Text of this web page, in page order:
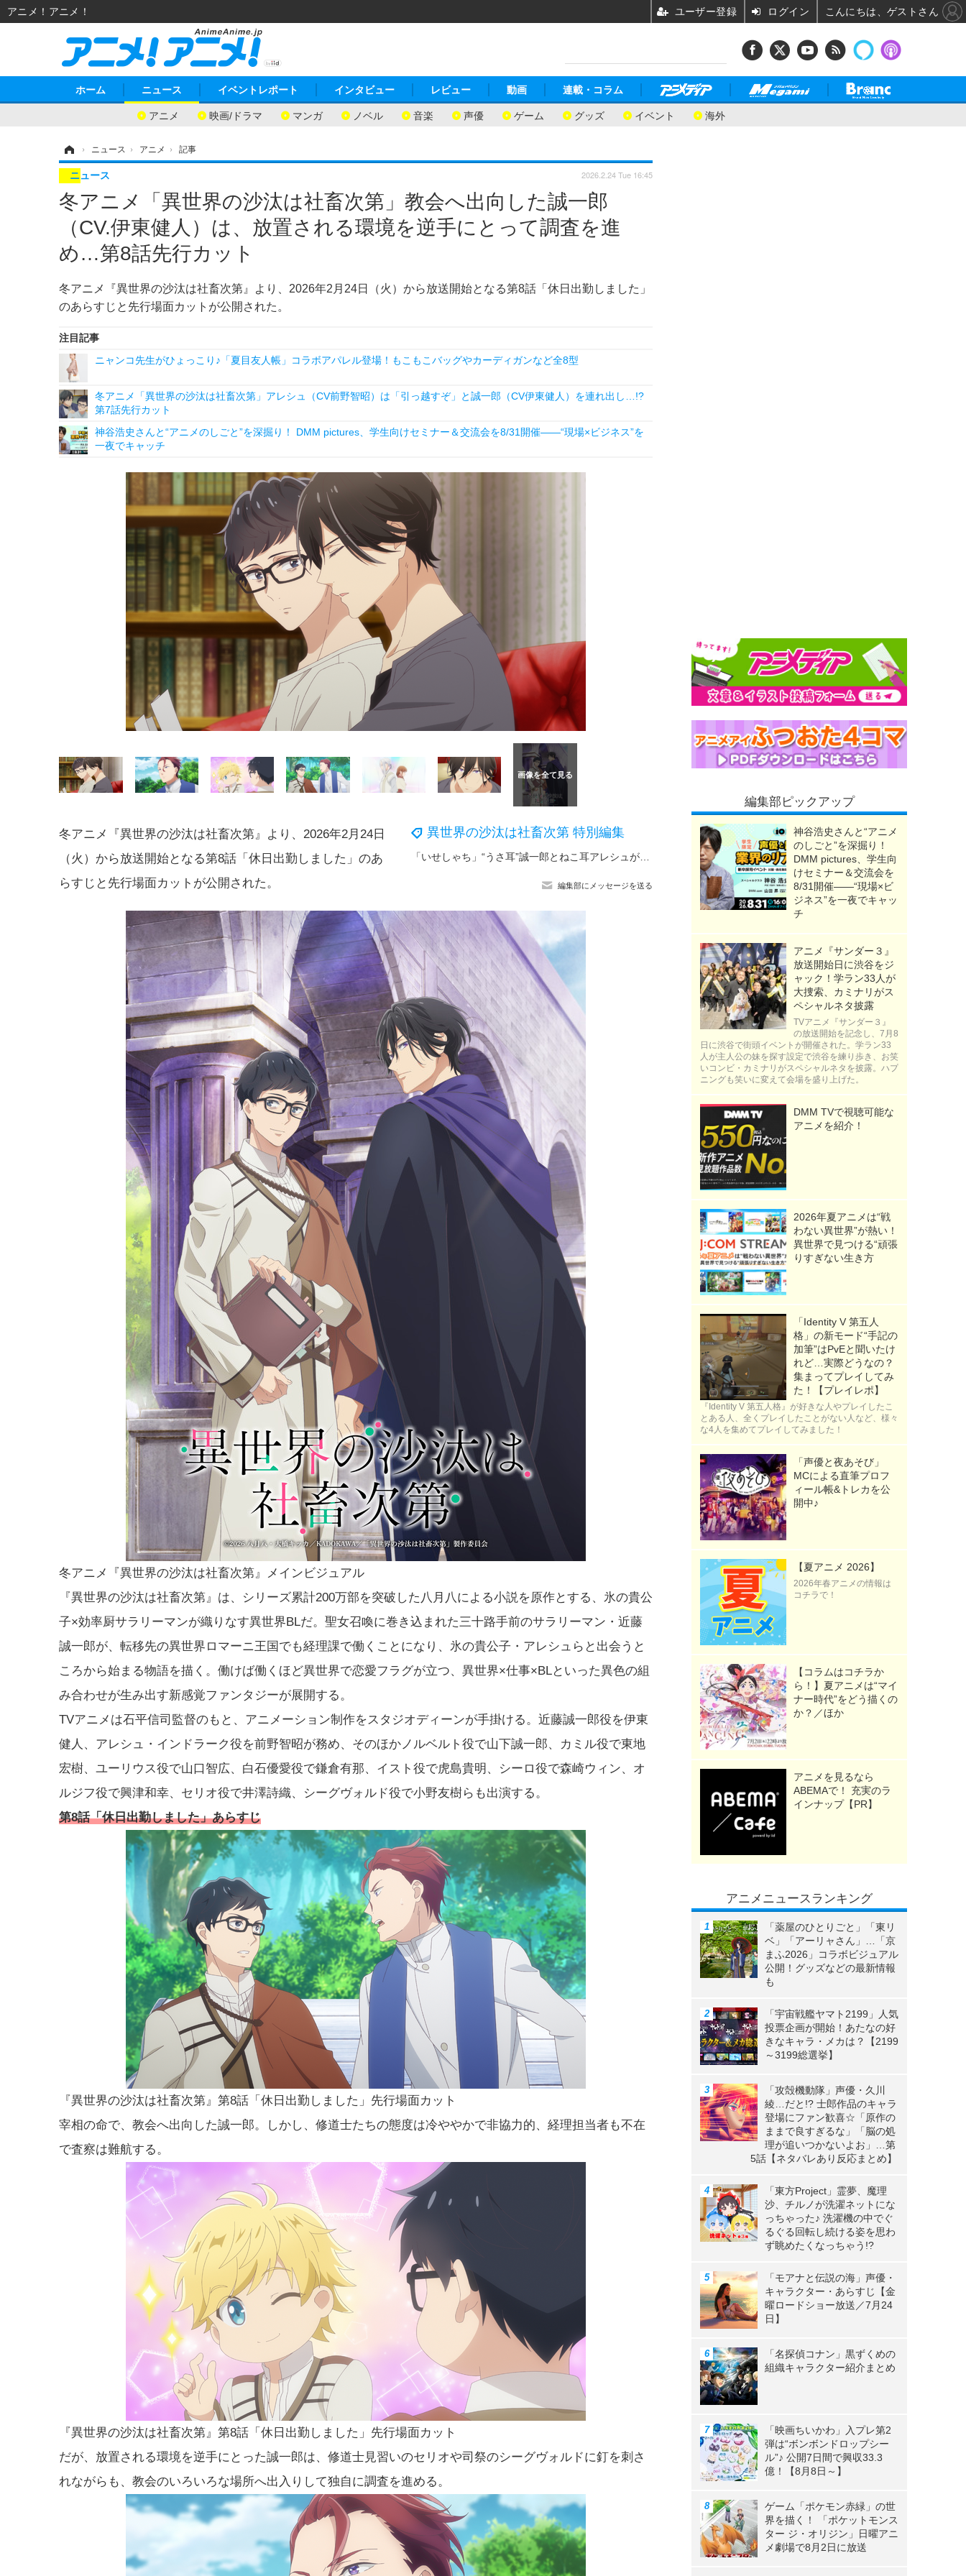
ホーム ニュース
アニメ 映画/ドラマ マンガ ノベル 音楽 声優 ゲーム グッズ イベント 海外
イベントレポート インタビュー レビュー 動画 連載・コラム
› ニュース › アニメ › 記事
冬アニメ「異世界の沙汰は社畜次第」教会へ出向した誠一郎
（CV.伊東健人）は、放置される環境を逆手にとって調査を進
め…第8話先行カット
冬アニメ『異世界の沙汰は社畜次第』より、2026年2月24日（火）から放送開始となる第8話「休日出勤しました」
のあらすじと先行場面カットが公開された。
ニュース 2026.2.24 Tue 16:45
注目記事
ニャンコ先生がひょっこり♪「夏目友人帳」コラボアパレル登場！もこもこバッグやカーディガンなど全8型
冬アニメ「異世界の沙汰は社畜次第」アレシュ（CV前野智昭）は「引っ越すぞ」と誠一郎（CV伊東健人）を連れ出し…!?
第7話先行カット
神谷浩史さんと“アニメのしごと”を深掘り！ DMM pictures、学生向けセミナー＆交流会を8/31開催――“現場×ビジネス”を
一夜でキャッチ
異世界の沙汰は社畜次第 特別編集
編集部にメッセージを送る
冬アニメ『異世界の沙汰は社畜次第』より、2026年2月24日
（火）から放送開始となる第8話「休日出勤しました」のあ
らすじと先行場面カットが公開された。
冬アニメ『異世界の沙汰は社畜次第』メインビジュアル
『異世界の沙汰は社畜次第』は、シリーズ累計200万部を突破した八月八による小説を原作とする、氷の貴公
子×効率厨サラリーマンが織りなす異世界BLだ。聖女召喚に巻き込まれた三十路手前のサラリーマン・近藤
誠一郎が、転移先の異世界ロマーニ王国でも経理課で働くことになり、氷の貴公子・アレシュらと出会うと
ころから始まる物語を描く。働けば働くほど異世界で恋愛フラグが立つ、異世界×仕事×BLといった異色の組
み合わせが生み出す新感覚ファンタジーが展開する。
TVアニメは石平信司監督のもと、アニメーション制作をスタジオディーンが手掛ける。近藤誠一郎役を伊東
健人、アレシュ・インドラーク役を前野智昭が務め、そのほかノルベルト役で山下誠一郎、カミル役で東地
宏樹、ユーリウス役で山口智広、白石優愛役で鎌倉有那、イスト役で虎島貴明、シーロ役で森崎ウィン、オ
ルジフ役で興津和幸、セリオ役で井澤詩織、シーグヴォルド役で小野友樹らも出演する。
第8話「休日出勤しました」あらすじ
『異世界の沙汰は社畜次第』第8話「休日出勤しました」先行場面カット
宰相の命で、教会へ出向した誠一郎。しかし、修道士たちの態度は冷ややかで非協力的、経理担当者も不在
で査察は難航する。
『異世界の沙汰は社畜次第』第8話「休日出勤しました」先行場面カット
だが、放置される環境を逆手にとった誠一郎は、修道士見習いのセリオや司祭のシーグヴォルドに釘を刺さ
れながらも、教会のいろいろな場所へ出入りして独自に調査を進める。
編集部ピックアップ
神谷浩史さんと“アニメ
のしごと”を深掘り！
DMM pictures、学生向
けセミナー＆交流会を
8/31開催――“現場×ビ
ジネス”を一夜でキャッ
チ
アニメ『サンダー３』
放送開始日に渋谷をジ
ャック！学ラン33人が
大捜索、カミナリがス
ペシャルネタ披露
TVアニメ『サンダー３』
の放送開始を記念し、7月8
日に渋谷で街頭イベントが開催された。学ラン33
人が主人公の妹を探す設定で渋谷を練り歩き、お笑
いコンビ・カミナリがスペシャルネタを披露。ハプ
ニングも笑いに変えて会場を盛り上げた。
DMM TVで視聴可能な
アニメを紹介！
2026年夏アニメは“戦
わない異世界”が熱い！
異世界で見つける“頑張
りすぎない生き方
「Identity V 第五人
格」の新モード“手記の
加筆”はPvEと聞いたけ
れど…実際どうなの？
集まってプレイしてみ
た！【プレイレポ】
『Identity V 第五人格』が好きな人やプレイしたこ
とある人、全くプレイしたことがない人など、様々
な4人を集めてプレイしてみました！
「声優と夜あそび」
MCによる直筆プロフ
ィール帳&トレカを公
開中♪
【夏アニメ 2026】
2026年春アニメの情報は
コチラで！
【コラムはコチラか
ら！】夏アニメは“マイ
ナー時代”をどう描くの
か？／ほか
アニメを見るなら
ABEMAで！ 充実のラ
インナップ【PR】
アニメニュースランキング
「薬屋のひとりごと」「東リ
ベ」「アーリャさん」…「京
まふ2026」コラボビジュアル
公開！グッズなどの最新情報
も
「宇宙戦艦ヤマト2199」人気
投票企画が開始！あたなの好
きなキャラ・メカは？【2199
～3199総選挙】
「攻殻機動隊」声優・久川
綾…だと!? 士郎作品のキャラ
登場にファン歓喜☆「原作の
ままで良すぎるな」「脳の処
理が追いつかないよお」…第
5話【ネタバレあり反応まとめ】
「東方Project」霊夢、魔理
沙、チルノが洗濯ネットにな
っちゃった♪ 洗濯機の中でぐ
るぐる回転し続ける姿を思わ
ず眺めたくなっちゃう!?
「モアナと伝説の海」声優・
キャラクター・あらすじ【金
曜ロードショー放送／7月24
日】
「名探偵コナン」黒ずくめの
組織キャラクター紹介まとめ
「映画ちいかわ」入プレ第2
弾は“ボンボンドロップシー
ル”♪ 公開7日間で興収33.3
億！【8月8日～】
ゲーム「ポケモン赤緑」の世
界を描く！ 「ポケットモンス
ター ジ・オリジン」日曜アニ
メ劇場で8月2日に放送
アニメ！アニメ！ ユーザー登録 ログイン こんにちは、ゲストさん